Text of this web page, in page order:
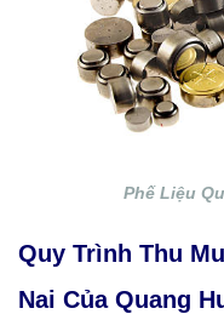
Phế Liệu
Quy Trình Thu
Nai Của Quang